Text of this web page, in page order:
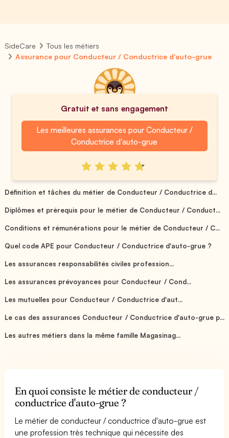
SideCare
Tous les métiers
Assurance pour Conducteur / Conductrice d'auto-grue
Gratuit et sans engagement
Les meilleures assurances pour Conducteur /
Conductrice d'auto-grue
Définition et tâches du métier de Conducteur / Conductrice d...
Diplômes et prérequis pour le métier de Conducteur / Conduct...
Conditions et rémunérations pour le métier de Conducteur / C...
Quel code APE pour Conducteur / Conductrice d'auto-grue ?
Les assurances responsabilités civiles profession...
Les assurances prévoyances pour Conducteur / Cond...
Les mutuelles pour Conducteur / Conductrice d'aut...
Le cas des assurances Conducteur / Conductrice d'auto-grue p...
Les autres métiers dans la même famille Magasinag...
En quoi consiste le métier de conducteur /
conductrice d'auto-grue ?
Le métier de conducteur / conductrice d'auto-grue est
une profession très technique qui nécessite des